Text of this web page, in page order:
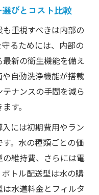
びとコスト比較
重視すべきは内部の
るためには、内部の
新の衛生機能を備え
や自動洗浄機能が搭載
ナンスの手間を減ら
す。
には初期費用やラン
。水の種類ごとの価
維持費、さらには電
トル配送型は水の購
水道料金とフィルタ